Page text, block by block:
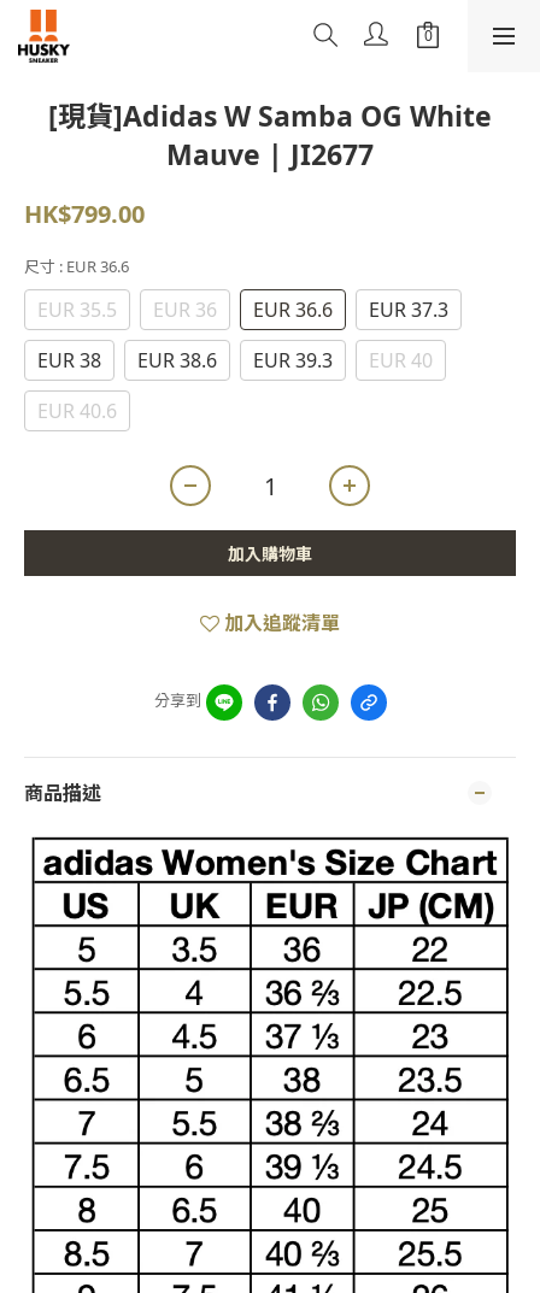
[現貨]Adidas W Samba OG White
Mauve | JI2677
HK$799.00
尺寸 : EUR 36.6
EUR 35.5 EUR 36 EUR 36.6
EUR 37.3
EUR 38
EUR 38.6 EUR 39.3
EUR 40
EUR 40.6
加入購物車
加入追蹤清單
分享到
商品描述